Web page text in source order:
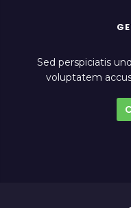
Sed perspiciatis
voluptatem